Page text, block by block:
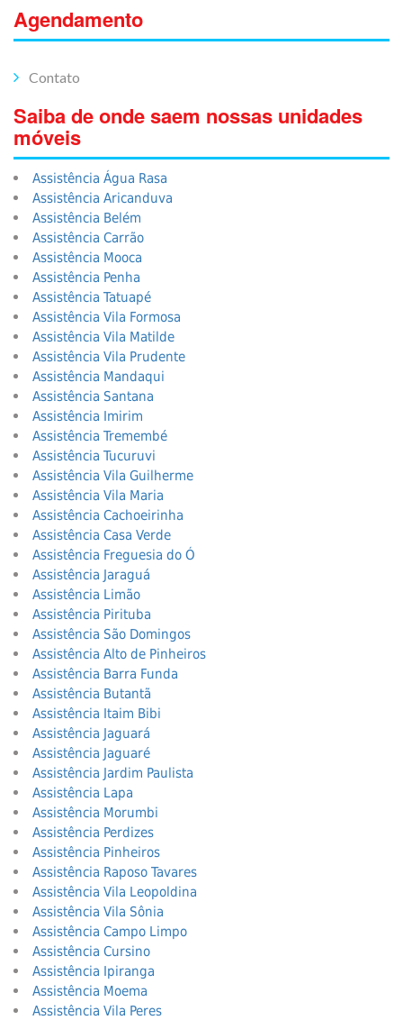
Agendamento
Contato
Saiba de onde saem nossas unidades
móveis
Assistência Água Rasa
Assistência Aricanduva
Assistência Belém
Assistência Carrão
Assistência Mooca
Assistência Penha
Assistência Tatuapé
Assistência Vila Formosa
Assistência Vila Matilde
Assistência Vila Prudente
Assistência Mandaqui
Assistência Santana
Assistência Imirim
Assistência Tremembé
Assistência Tucuruvi
Assistência Vila Guilherme
Assistência Vila Maria
Assistência Cachoeirinha
Assistência Casa Verde
Assistência Freguesia do Ó
Assistência Jaraguá
Assistência Limão
Assistência Pirituba
Assistência São Domingos
Assistência Alto de Pinheiros
Assistência Barra Funda
Assistência Butantã
Assistência Itaim Bibi
Assistência Jaguará
Assistência Jaguaré
Assistência Jardim Paulista
Assistência Lapa
Assistência Morumbi
Assistência Perdizes
Assistência Pinheiros
Assistência Raposo Tavares
Assistência Vila Leopoldina
Assistência Vila Sônia
Assistência Campo Limpo
Assistência Cursino
Assistência Ipiranga
Assistência Moema
Assistência Vila Peres